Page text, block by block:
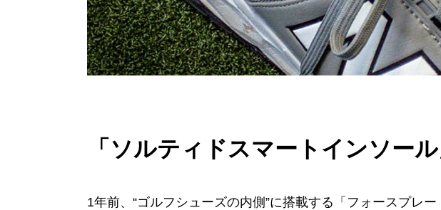
「ソルティドスマートインソー
1年前、“ゴルフシューズの内側”に搭載する「フォースプレ